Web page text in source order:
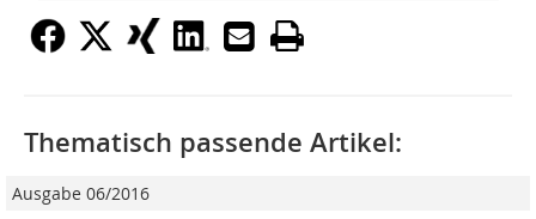
Thematisch passende Artikel:
Ausgabe 06/2016